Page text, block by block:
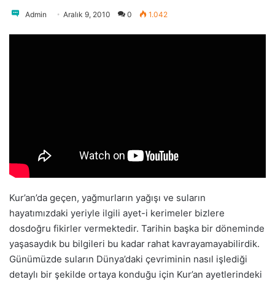
Admin Aralık 9, 2010 0 1.042
Kur’an’da geçen, yağmurların yağışı ve suların
hayatımızdaki yeriyle ilgili ayet-i kerimeler bizlere
dosdoğru fikirler vermektedir. Tarihin başka bir döneminde
yaşasaydık bu bilgileri bu kadar rahat kavrayamayabilirdik.
Günümüzde suların Dünya’daki çevriminin nasıl işlediği
detaylı bir şekilde ortaya konduğu için Kur’an ayetlerindeki